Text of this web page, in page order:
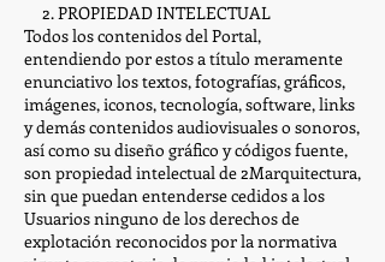
2. PROPIEDAD INTELECTUAL
Todos los contenidos del Portal,
entendiendo por estos a título meramente
enunciativo los textos, fotografías, gráficos,
imágenes, iconos, tecnología, software, links
y demás contenidos audiovisuales o sonoros,
así como su diseño gráfico y códigos fuente,
son propiedad intelectual de 2Marquitectura,
sin que puedan entenderse cedidos a los
Usuarios ninguno de los derechos de
explotación reconocidos por la normativa